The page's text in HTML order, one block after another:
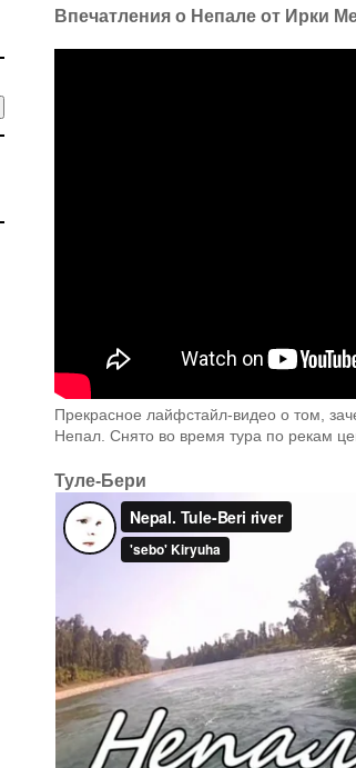
Впечатления о Непале от Ирки
Прекрасное лайфстайл-видео о том,
Непал. Снято во время тура по рекам
Туле-Бери